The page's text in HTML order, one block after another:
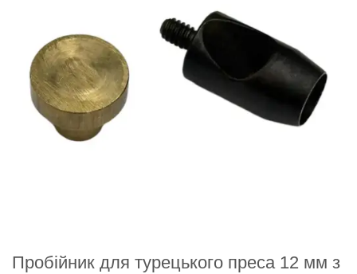
Пробійник для турецького преса 12 мм з